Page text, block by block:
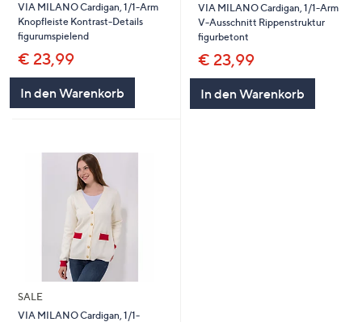
VIA MILANO Cardigan, 1/1-Arm
Knopfleiste Kontrast-Details
figurumspielend
€ 23,99
In den Warenkorb
VIA MILANO Cardigan, 1/1-Arm
V-Ausschnitt Rippenstruktur
figurbetont
€ 23,99
In den Warenkorb
SALE
VIA MILANO Cardigan, 1/1-